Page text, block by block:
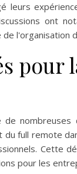
leurs
ont
l'organisation
pour
nombreuses
du full remote
Cette
pour les